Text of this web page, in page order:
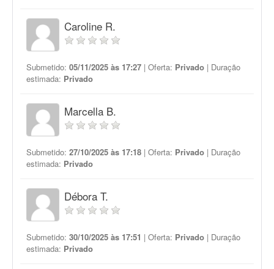
Caroline R.
Submetido: 05/11/2025 às 17:27 | Oferta: Privado | Duração
estimada: Privado
Marcella B.
Submetido: 27/10/2025 às 17:18 | Oferta: Privado | Duração
estimada: Privado
Débora T.
Submetido: 30/10/2025 às 17:51 | Oferta: Privado | Duração
estimada: Privado